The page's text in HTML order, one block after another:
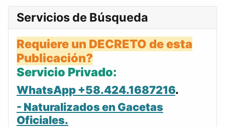
Servicios de Búsqueda
Requiere un DECRETO de esta
Publicación?
Servicio Privado:
WhatsApp +58.424.1687216.
- Naturalizados en Gacetas
Oficiales.